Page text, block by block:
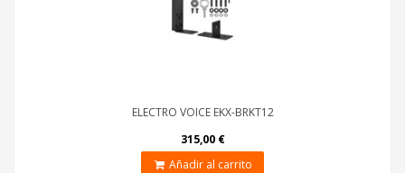
ELECTRO VOICE EKX-BRKT12
315,00 €
Añadir al carrito